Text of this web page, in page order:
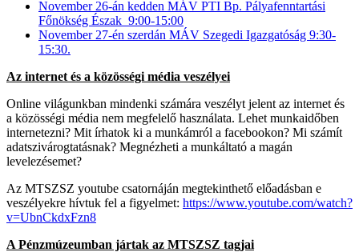
November 26-án kedden MÁV PTI Bp. Pályafenntartási
Főnökség Észak 9:00-15:00
November 27-én szerdán MÁV Szegedi Igazgatóság 9:30-
15:30.
Az internet és a közösségi média veszélyei
Online világunkban mindenki számára veszélyt jelent az internet és
a közösségi média nem megfelelő használata. Lehet munkaidőben
internetezni? Mit írhatok ki a munkámról a facebookon? Mi számít
adatszivárogtatásnak? Megnézheti a munkáltató a magán
levelezésemet?
Az MTSZSZ youtube csatornáján megtekinthető előadásban e
veszélyekre hívtuk fel a figyelmet: https://www.youtube.com/watch?
v=UbnCkdxFzn8
A Pénzmúzeumban jártak az MTSZSZ tagjai